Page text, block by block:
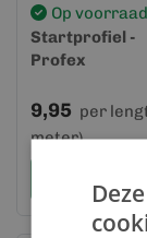
Op voorraad
Startprofiel -
Profex
9,95 per
meter)